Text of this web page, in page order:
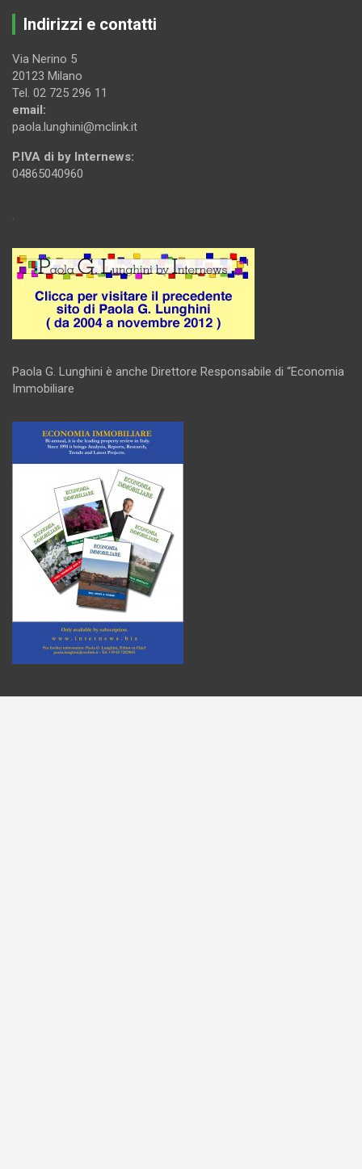
Indirizzi e contatti
Via Nerino 5
20123 Milano
Tel. 02 725 296 11
email:
paola.lunghini@mclink.it
P.IVA di by Internews:
04865040960
.
Paola G. Lunghini è anche Direttore Responsabile di “Economia
Immobiliare